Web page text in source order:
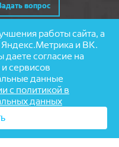
вопрос
покрытия
— агентство
работы сайта, а
и ВК.
согласие на
сервисов
данные
с политикой в
данных